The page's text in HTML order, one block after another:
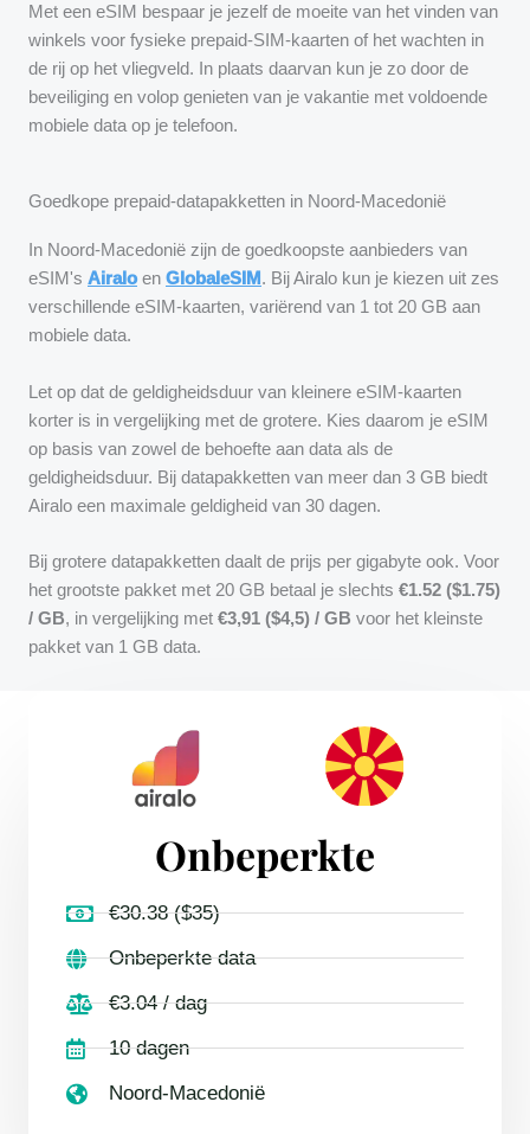
Met een eSIM bespaar je jezelf de moeite van het vinden van
winkels voor fysieke prepaid-SIM-kaarten of het wachten in
de rij op het vliegveld. In plaats daarvan kun je zo door de
beveiliging en volop genieten van je vakantie met voldoende
mobiele data op je telefoon.
Goedkope prepaid-datapakketten in Noord-Macedonië
In Noord-Macedonië zijn de goedkoopste aanbieders van
eSIM's Airaloen GlobaleSIM . Bij Airalo kun je kiezen uit zes
verschillende eSIM-kaarten, variërend van 1 tot 20 GB aan
mobiele data.
Let op dat de geldigheidsduur van kleinere eSIM-kaarten
korter is in vergelijking met de grotere. Kies daarom je eSIM
op basis van zowel de behoefte aan data als de
geldigheidsduur. Bij datapakketten van meer dan 3 GB biedt
Airalo een maximale geldigheid van 30 dagen.
Bij grotere datapakketten daalt de prijs per gigabyte ook. Voor
het grootste pakket met 20 GB betaal je slechts €1.52 ($1.75)
/ GB, in vergelijking met €3,91 ($4,5) / GB voor het kleinste
pakket van 1 GB data.
Onbeperkte
€30.38 ($35)
Onbeperkte data
€3.04 / dag
10 dagen
Noord-Macedonië